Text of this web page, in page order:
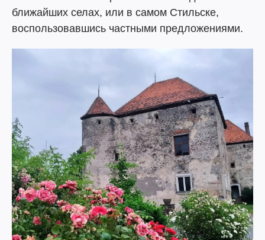
ближайших селах, или в самом Стильске,
воспользовавшись частными предложениями.